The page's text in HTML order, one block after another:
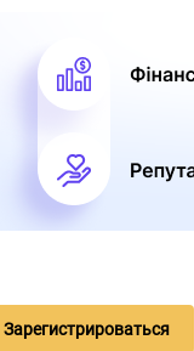
Зарегистрироваться